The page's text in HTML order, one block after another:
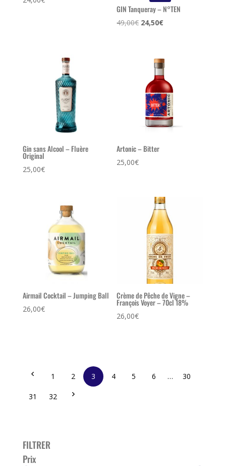
GIN Tanqueray – N°TEN
49,00€ Le
était :
49,00€.
24,50€Le
est :
24,50€.
Gin sans Alcool – Fluère
Original
25,00€
Artonic – Bitter
25,00€
Airmail Cocktail – Jumping Ball
26,00€
Crème de Pêche de Vigne –
François Voyer – 70cl 18%
26,00€
1 2 3 4 5 6 … 30
31 32
FILTRER
Prix